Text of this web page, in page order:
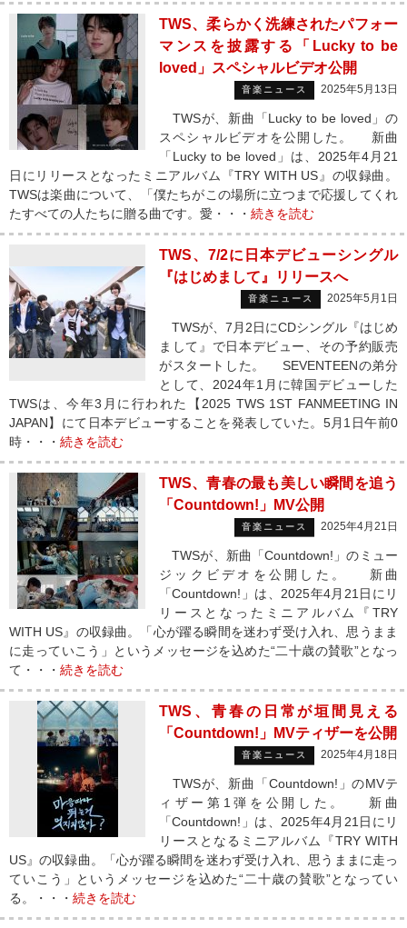
TWS、柔らかく洗練されたパフォー
マンスを披露する「Lucky to be
loved」スペシャルビデオ公開
音楽ニュース 2025年5月13日
TWSが、新曲「Lucky to be loved」の
スペシャルビデオを公開した。 新曲
「Lucky to be loved」は、2025年4月21
日にリリースとなったミニアルバム『TRY WITH US』の収録曲。
TWSは楽曲について、「僕たちがこの場所に立つまで応援してくれ
たすべての人たちに贈る曲です。愛・・・ 続きを読む
TWS、7/2に日本デビューシングル
『はじめまして』リリースへ
音楽ニュース 2025年5月1日
TWSが、7月2日にCDシングル『はじめ
まして』で日本デビュー、その予約販売
がスタートした。 SEVENTEENの弟分
として、2024年1月に韓国デビューした
TWSは、今年3月に行われた【2025 TWS 1ST FANMEETING IN
JAPAN】にて日本デビューすることを発表していた。5月1日午前0
時・・・ 続きを読む
TWS、青春の最も美しい瞬間を追う
「Countdown!」MV公開
音楽ニュース 2025年4月21日
TWSが、新曲「Countdown!」のミュー
ジックビデオを公開した。 新曲
「Countdown!」は、2025年4月21日にリ
リースとなったミニアルバム『TRY
WITH US』の収録曲。「心が躍る瞬間を迷わず受け入れ、思うまま
に走っていこう」というメッセージを込めた“二十歳の賛歌”となっ
て・・・ 続きを読む
TWS、青春の日常が垣間見える
「Countdown!」MVティザーを公開
音楽ニュース 2025年4月18日
TWSが、新曲「Countdown!」のMVテ
ィザー第1弾を公開した。 新曲
「Countdown!」は、2025年4月21日にリ
リースとなるミニアルバム『TRY WITH
US』の収録曲。「心が躍る瞬間を迷わず受け入れ、思うままに走っ
ていこう」というメッセージを込めた“二十歳の賛歌”となってい
る。・・・ 続きを読む